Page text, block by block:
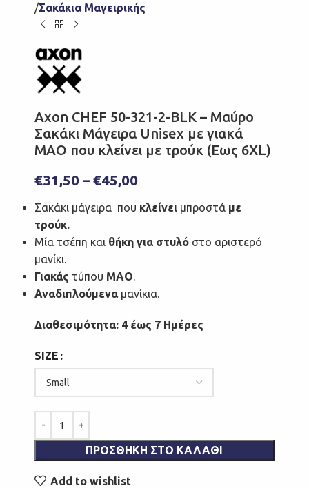
Σακάκια Μαγειρικής
Axon CHEF 50-321-2-BLK – Μαύρο
Σακάκι Μάγειρα Unisex με γιακά
ΜΑΟ που κλείνει με τρούκ (Eως 6XL)
€31,50 – €45,00
Σακάκι μάγειρα που κλείνει μπροστά με
τρούκ.
Μία τσέπη και θήκη για στυλό στο αριστερό
μανίκι.
Γιακάς τύπου ΜΑΟ.
Αναδιπλούμεναμανίκια.
Διαθεσιμότητα: 4 έως 7 Ημέρες
SIZE
ΠΡΟΣΘΉΚΗ ΣΤΟ ΚΑΛΆΘΙ
Add to wishlist